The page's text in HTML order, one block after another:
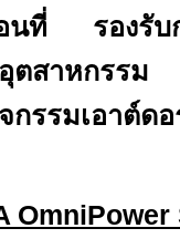
นที่ รองรับ
ตสาหกรรม
รรมเอาต์ด
OmniPower